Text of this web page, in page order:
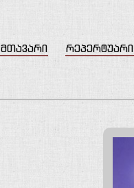
მთავარი რეპერტუარი